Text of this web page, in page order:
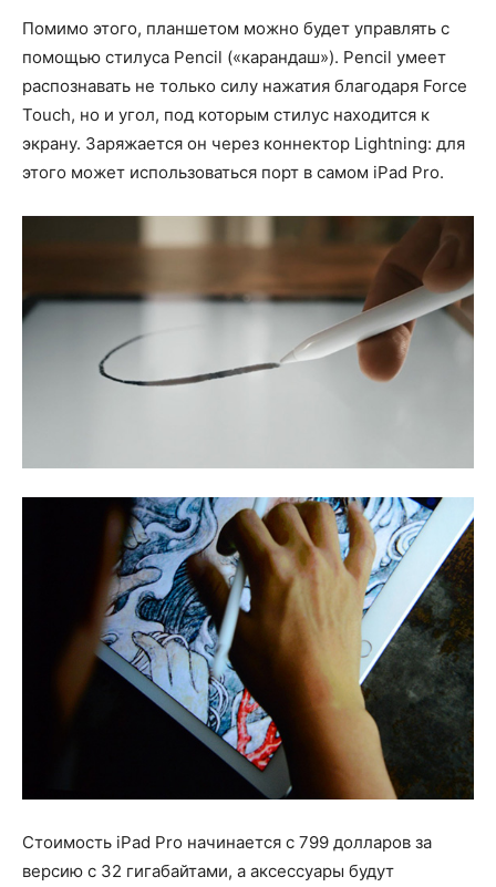
Помимо этого, планшетом можно будет управлять с
помощью стилуса Pencil («карандаш»). Pencil умеет
распознавать не только силу нажатия благодаря Force
Touch, но и угол, под которым стилус находится к
экрану. Заряжается он через коннектор Lightning: для
этого может использоваться порт в самом iPad Pro.
Стоимость iPad Pro начинается с 799 долларов за
версию с 32 гигабайтами, а аксессуары будут